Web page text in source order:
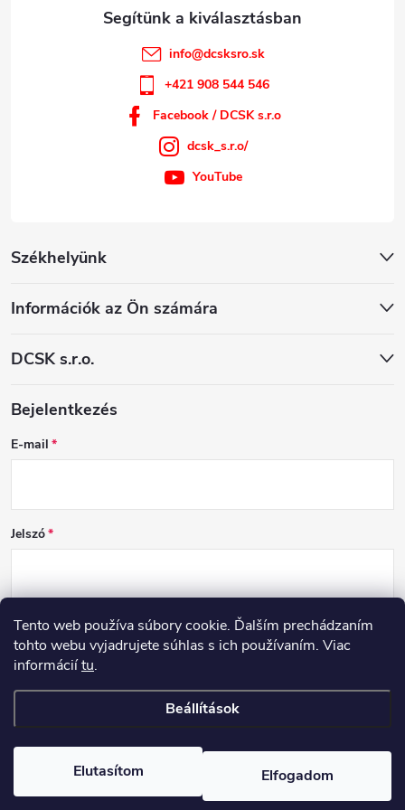
Tento web používa súbory cookie. Ďalším prechádzaním
tohto webu vyjadrujete súhlas s ich používaním. Viac
informáciítu.
Beállítások
Elutasítom Elfogadom
Székhelyünk
Információk az Ön számára
DCSK s.r.o.
info@dcsksro.sk
+421 908 544 546
Facebook / DCSK s.r.o
dcsk_s.r.o/
YouTube
Bejelentkezés
E-mail
Jelszó
BEJELENTKEZÉS
DCSK. Minden jog fenntartva.